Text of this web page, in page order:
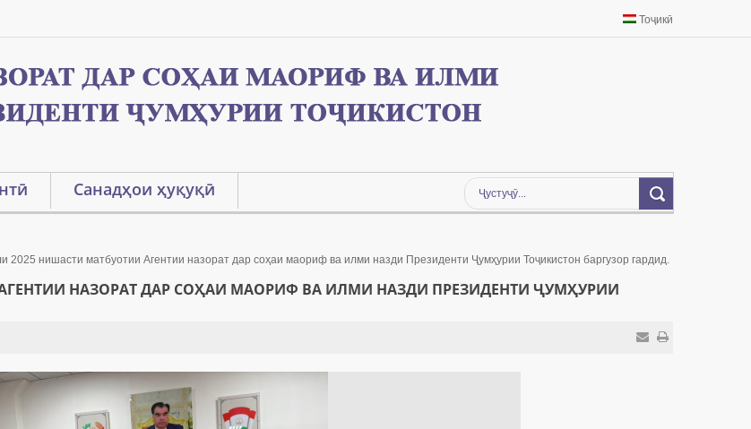
Тоҷикӣ
Санадҳои ҳуқуқӣ
2025 нишасти матбуотии Агентии назорат дар соҳаи маориф ва илми назди Президенти Ҷумҳурии Тоҷикистон баргузор гардид.
НАЗОРАТ ДАР СОҲАИ МАОРИФ ВА ИЛМИ НАЗДИ ПРЕЗИДЕНТИ ҶУМҲУРИИ